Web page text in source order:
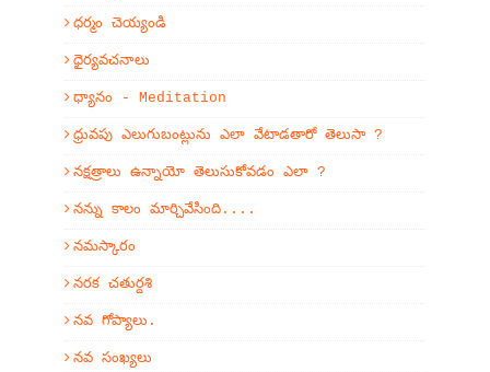
ధర్మం చెయ్యండి
ధైర్యవచనాలు
ధ్యానం - Meditation
ధ్రువపు ఎలుగుబంట్లును ఎలా వేటాడతారో తెలుసా ?
నక్షత్రాలు ఉన్నాయో తెలుసుకోవడం ఎలా ?
నన్ను కాలం మార్చివేసింది....
నమస్కారం
నరక చతుర్దశి
నవ గోప్యాలు.
నవ సంఖ్యలు